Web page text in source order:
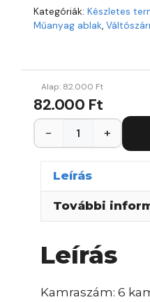
Kategóriák: Készletes
Műanyag ablak,
Alap: 82.000 Ft
82.000 Ft
− +
Leírás
További
Leírás
Kamraszám: 6